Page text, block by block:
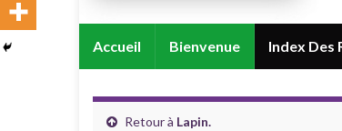
Accueil Bienvenue Index Des
Retour à Lapin.